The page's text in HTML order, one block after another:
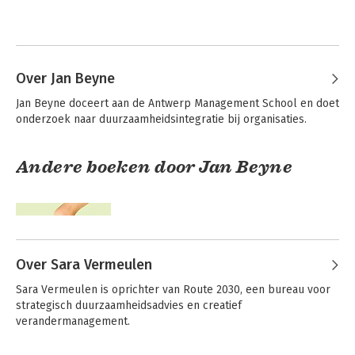
Over Jan Beyne
Jan Beyne doceert aan de Antwerp Management School en doet
onderzoek naar duurzaamheidsintegratie bij organisaties.
Andere boeken door Jan Beyne
Over Sara Vermeulen
Sara Vermeulen is oprichter van Route 2030, een bureau voor
strategisch duurzaamheidsadvies en creatief
verandermanagement.